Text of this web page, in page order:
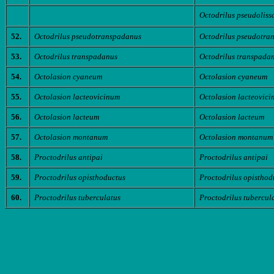
Octodrilus
52. Octodrilus pseudotranspadanus Octodrilus
53. Octodrilus transpadanus Octodrilus
54. Octolasion cyaneum Octolasion cyaneum
55. Octolasion lacteovicinum Octolasion
56. Octolasion lacteum Octolasion lacteum
57. Octolasion montanum Octolasion montanum
58. Proctodrilus antipai Proctodrilus antipai
59. Proctodrilus opisthoductus Proctodrilus
60. Proctodrilus tuberculatus Proctodrilus